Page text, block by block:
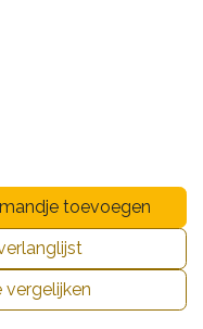
toevoegen